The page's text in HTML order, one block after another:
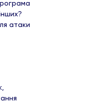
атаки